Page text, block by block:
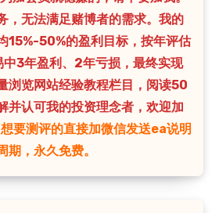
，无法满足赌博者的需求。我的
15%-50%的盈利目标，按年评估
3年盈利、2年亏损，最终实现
浏览网站经验教程栏目，阅读50
并认可我的投资理念者，欢迎加
想要测评的直接加微信发送ea说明
期，永久免费。